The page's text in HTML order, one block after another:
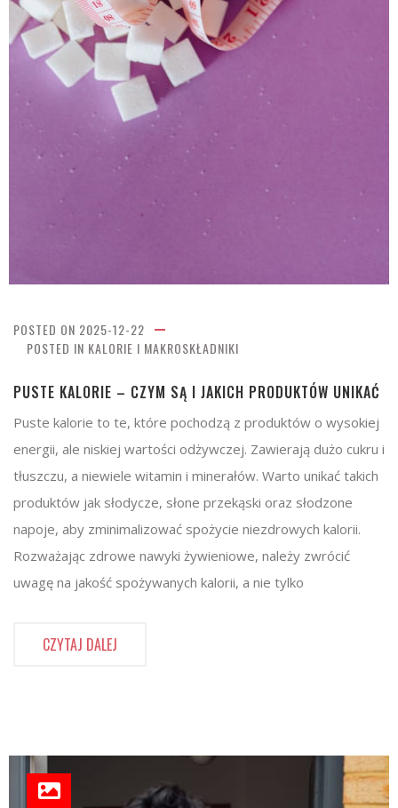
POSTED ON 2025-12-22
POSTED IN KALORIE I MAKROSKŁADNIKI
PUSTE KALORIE – CZYM SĄ I JAKICH PRODUKTÓW UNIKAĆ
Puste kalorie to te, które pochodzą z produktów o wysokiej
energii, ale niskiej wartości odżywczej. Zawierają dużo cukru i
tłuszczu, a niewiele witamin i minerałów. Warto unikać takich
produktów jak słodycze, słone przekąski oraz słodzone
napoje, aby zminimalizować spożycie niezdrowych kalorii.
Rozważając zdrowe nawyki żywieniowe, należy zwrócić
uwagę na jakość spożywanych kalorii, a nie tylko
CZYTAJ DALEJ